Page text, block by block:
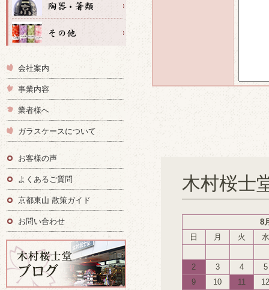
木村桜士
8
日
月 火 水
2 3 4
5
9
10 11
12
会社案内
事業内容
業者様へ
ガラスケースについて
お客様の声
よくあるご質問
京都東山 散策ガイド
お問い合わせ